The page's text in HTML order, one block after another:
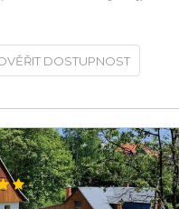
DOSTUPNOST